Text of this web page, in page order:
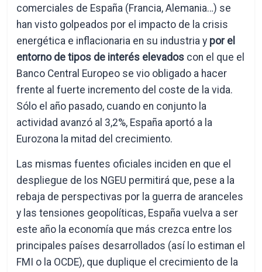
comerciales de España (Francia, Alemania…) se
han visto golpeados por el impacto de la crisis
energética e inflacionaria en su industria y por el
entorno de tipos de interés elevados con el que el
Banco Central Europeo se vio obligado a hacer
frente al fuerte incremento del coste de la vida.
Sólo el año pasado, cuando en conjunto la
actividad avanzó al 3,2%, España aportó a la
Eurozona la mitad del crecimiento.
Las mismas fuentes oficiales inciden en que el
despliegue de los NGEU permitirá que, pese a la
rebaja de perspectivas por la guerra de aranceles
y las tensiones geopolíticas, España vuelva a ser
este año la economía que más crezca entre los
principales países desarrollados (así lo estiman el
FMI o la OCDE), que duplique el crecimiento de la